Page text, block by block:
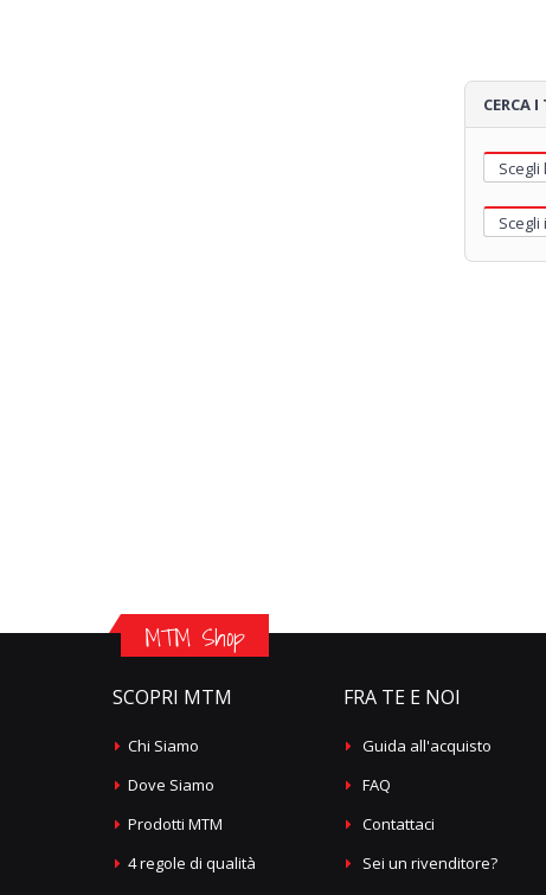
CERCA
MTM Shop
SCOPRI MTM
Chi Siamo
Dove Siamo
Prodotti MTM
4 regole di qualità
FRA TE E NOI
Guida all'acquisto
FAQ
Contattaci
Sei un rivenditore?